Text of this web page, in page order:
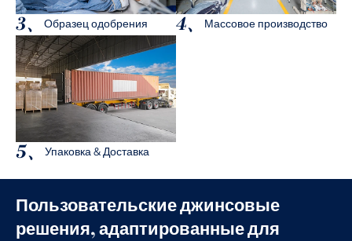
3、 Образец одобрения 4、 Массовое производство
5、 Упаковка & Доставка
Пользовательские джинсовые
решения, адаптированные для